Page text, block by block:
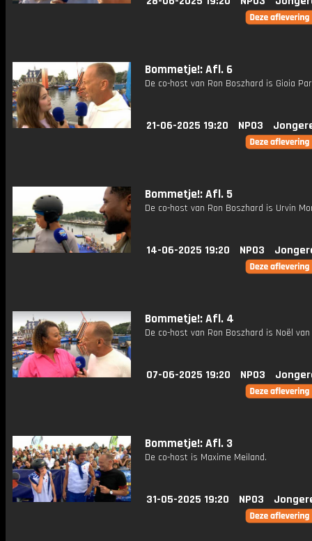
Bommetje!: Afl. 6
De co-host van Ron Boszhard is Gioia
21-06-2025 19:20 NPO3
Bommetje!: Afl. 5
De co-host van Ron Boszhard is Urvin
14-06-2025 19:20 NPO3
Bommetje!: Afl. 4
De co-host van Ron Boszhard is Noël
07-06-2025 19:20 NPO3
Bommetje!: Afl. 3
De co-host is Maxime Meiland.
31-05-2025 19:20 NPO3